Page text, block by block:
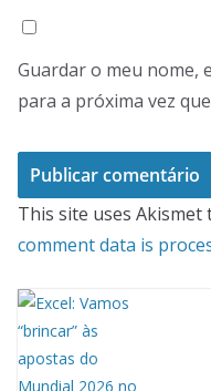
Guardar o meu nome,
para a próxima vez
This site uses Akismet
comment data is